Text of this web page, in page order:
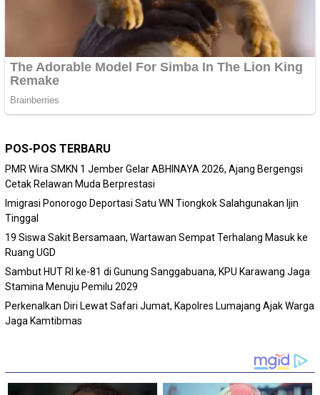
POS-POS TERBARU
PMR Wira SMKN 1 Jember Gelar ABHINAYA 2026, Ajang Bergengsi
Cetak Relawan Muda Berprestasi
Imigrasi Ponorogo Deportasi Satu WN Tiongkok Salahgunakan Ijin
Tinggal
19 Siswa Sakit Bersamaan, Wartawan Sempat Terhalang Masuk ke
Ruang UGD
Sambut HUT RI ke-81 di Gunung Sanggabuana, KPU Karawang Jaga
Stamina Menuju Pemilu 2029
Perkenalkan Diri Lewat Safari Jumat, Kapolres Lumajang Ajak Warga
Jaga Kamtibmas